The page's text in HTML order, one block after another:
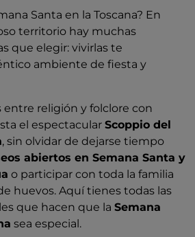
Santa en la Toscana? En
territorio hay muchas
que elegir: vivirlas te
ambiente de fiesta y
entre religión y folclore con
el espectacular Scoppio del
, sin olvidar de dejarse tiempo
abiertos en Semana Santa y
o participar con toda la familia
huevos. Aquí tienes todas las
que hacen que la Semana
sea especial.